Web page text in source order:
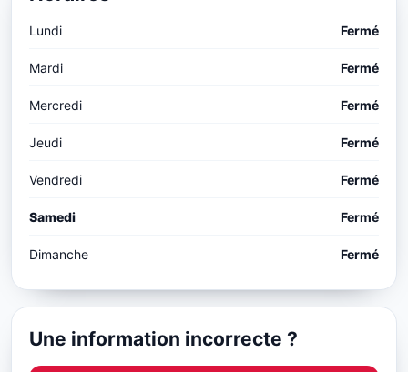
Lundi Fermé
Mardi Fermé
Mercredi Fermé
Jeudi Fermé
Vendredi Fermé
Samedi Fermé
Dimanche Fermé
Une information incorrecte ?